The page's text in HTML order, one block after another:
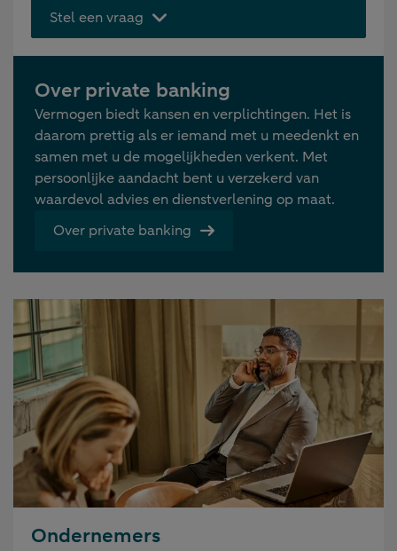
Stel een vraag
Over private banking
Vermogen biedt kansen en verplichtingen. Het is
daarom prettig als er iemand met u meedenkt en
samen met u de mogelijkheden verkent. Met
persoonlijke aandacht bent u verzekerd van
waardevol advies en dienstverlening op maat.
Over private banking
Ondernemers